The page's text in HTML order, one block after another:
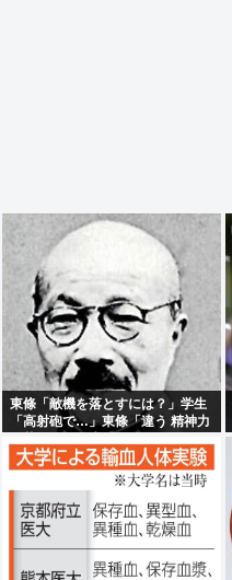
東條「敵機を落とすには？」学生
「高射砲で…」東條「違う 精神力